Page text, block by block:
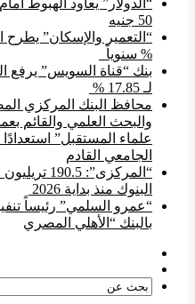
“الدولار” يعاود الهبوط
50 جنيه
% سنوياً
بنك “قناة السويس” يرفع
لـ 17.85 %
محافظ البنك المركزي
والبحث العلمي والقائم
علماء المستقبل”
الجامعي القادم
“المركزى”:
البنوك منذ بداية 2026
“عمرو السلمي” رئيساً
بالبنك “الأهلي المصري